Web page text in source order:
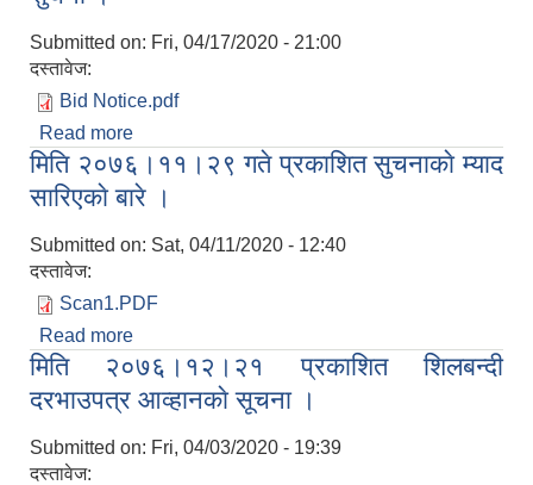
Submitted on: Fri, 04/17/2020 - 21:00
दस्तावेज:
Bid Notice.pdf
Read more
मिति २०७६।११।२९ गते प्रकाशित सुचनाकाे म्याद
सारिएकाे बारे ।
Submitted on: Sat, 04/11/2020 - 12:40
दस्तावेज:
Scan1.PDF
Read more
सारिएकाे बारे ।
मिति २०७६।१२।२१ प्रकाशित शिलबन्दी
दरभाउपत्र आव्हानकाे सूचना ।
Submitted on: Fri, 04/03/2020 - 19:39
दस्तावेज: